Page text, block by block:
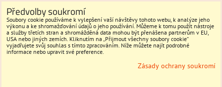
Předvolby soukromí
Soubory cookie používáme k vylepšení vaší návštěvy tohoto webu, k analýze jeho
výkonu a ke shromažďování údajů o jeho používání. Můžeme k tomu použít nástroje
a služby třetích stran a shromážděná data mohou být přenášena partnerům v EU,
USA nebo jiných zemích. Kliknutím na „Přijmout všechny soubory cookie“
vyjadřujete svůj souhlas s tímto zpracováním. Níže můžete najít podrobné
informace nebo upravit své preference.
Zásady ochrany soukromí